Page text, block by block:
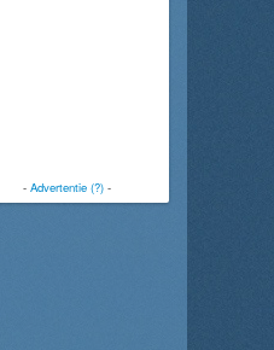
- Advertentie (?)-